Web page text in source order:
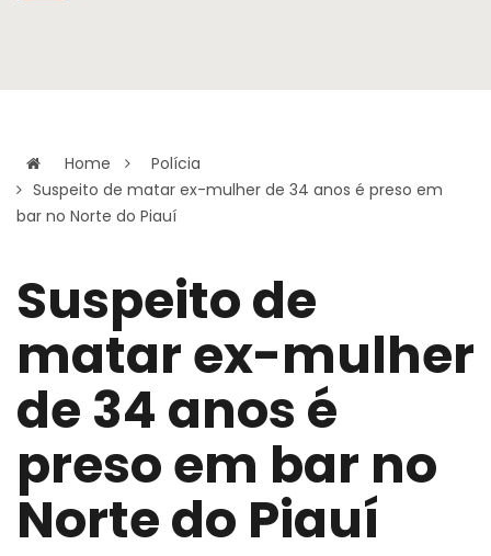
Home
Polícia
Suspeito de matar ex-mulher de 34 anos é preso em
bar no Norte do Piauí
Suspeito de
matar ex-mulher
de 34 anos é
preso em bar no
Norte do Piauí